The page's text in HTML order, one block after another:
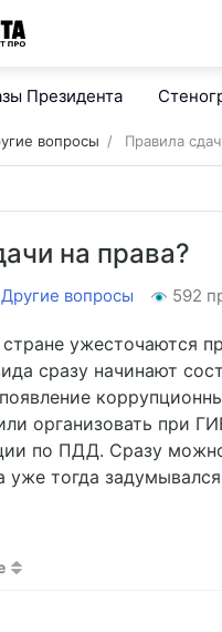
Президента
вопросы Правила
на права?
Другие вопросы 592
ужесточаются
сразу начинают
организовать при
по ПДД. Сразу
уже тогда